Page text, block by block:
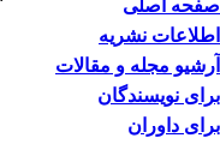
صفحه اصلی
اطلاعات نشریه
آرشیو مجله و مقالات
برای نویسندگان
برای داوران